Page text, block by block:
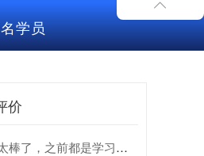
名学员
价
真的太棒了，之前都是学习，觉